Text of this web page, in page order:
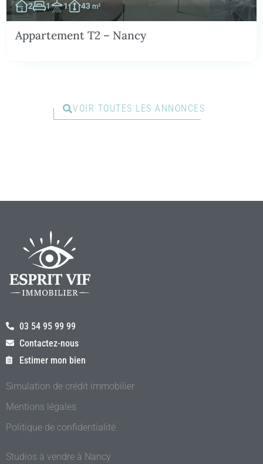
2 1 1 43m²
Appartement T2 – Nancy
VOIR TOUTES LES ANNONCES
03 54 95 99 99
Contactez-nous
Estimer mon bien
Simulation de crédit immobilier
Mentions légales
Politique de confidentialité
Studios à vendre à Nancy